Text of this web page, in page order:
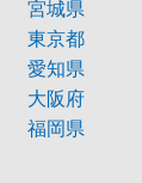
宮城県
東京都
愛知県
大阪府
福岡県